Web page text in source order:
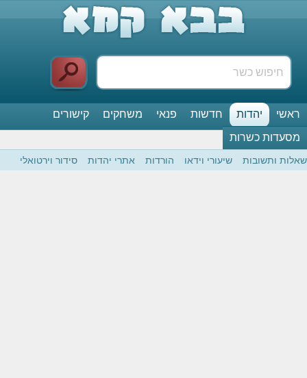
ראשי יהדות חדשות פנאי משחקים
קישורים
מסעדות כשרות
שאלות ותשובות שיעורי וידאו הורדות אתרי יהדות סידור וירטואלי